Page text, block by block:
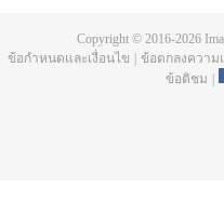
พลังเวทย์สูง เข้าร่วมกับ [รุ่งอรุณสีท
ส่วนแอสต้าที่ไม่มีพลังเวทย์เลยเข้าร่
Copyright © 2016-2026
ข้อกำหนดและเงื่อนไข
ข้อตกลงความ
ข้อติชม